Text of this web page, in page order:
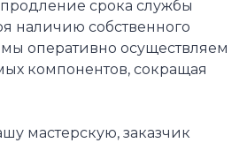
срока службы
наличию собственного
мы оперативно осуществляем
компонентов, сокращая
мастерскую, заказчик